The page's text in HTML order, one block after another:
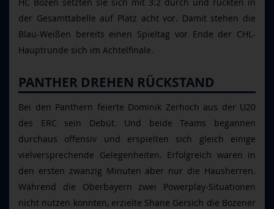
der Gesamttabelle auf Platz acht vor. Damit stehen die
Blau-Weißen bereits einen Spieltag vor Ende der CHL-
Hauptrunde sich im Achtelfinale.
PANTHER DREHEN RÜCKSTAND
Bei den Panthern feierte Dominik Zerhoch aus der U20
des ERC sein Debüt. Und beide Teams begannen
durchaus offensiv und erspielten sich gleich einige
vielversprechende Gelegenheiten. Erfolgreich waren in
den ersten zwanzig Minuten aber nur die Hausherren.
Während die Oberbayern zwei Powerplay-Situationen
nicht nutzen konnten, erzielte Shane Gersich die Bozener